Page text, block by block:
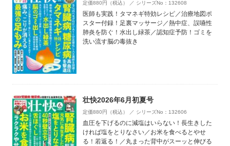
定価880円（税込） ／ シリーズNo：132608
医師も実践！タマネギ特効レシピ／治療地図ポ
スター付録！足裏マッサージ／熱中症、誤嚥性
肺炎を防ぐ！水出し緑茶／認知症予防！ゴミを
洗い流す脳の毒抜き
壮快2026年6月初夏号
定価880円（税込） ／ シリーズNo：132606
血圧を下げるのに減塩はいらない！長生きした
ければ塩をとりなさい／お米を食べるとやせ
る！若返る！／丸まった背中がスーッと伸びる